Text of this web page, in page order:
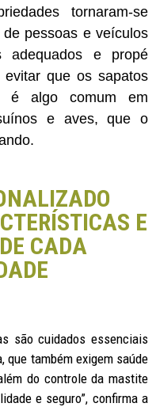
tornaram-se
pessoas e veículos
adequados e propé
evitar que os sapatos
é algo comum em
e aves, que o
E
CADA
são cuidados essenciais
que também exigem saúde
do controle da mastite
e seguro”, confirma a